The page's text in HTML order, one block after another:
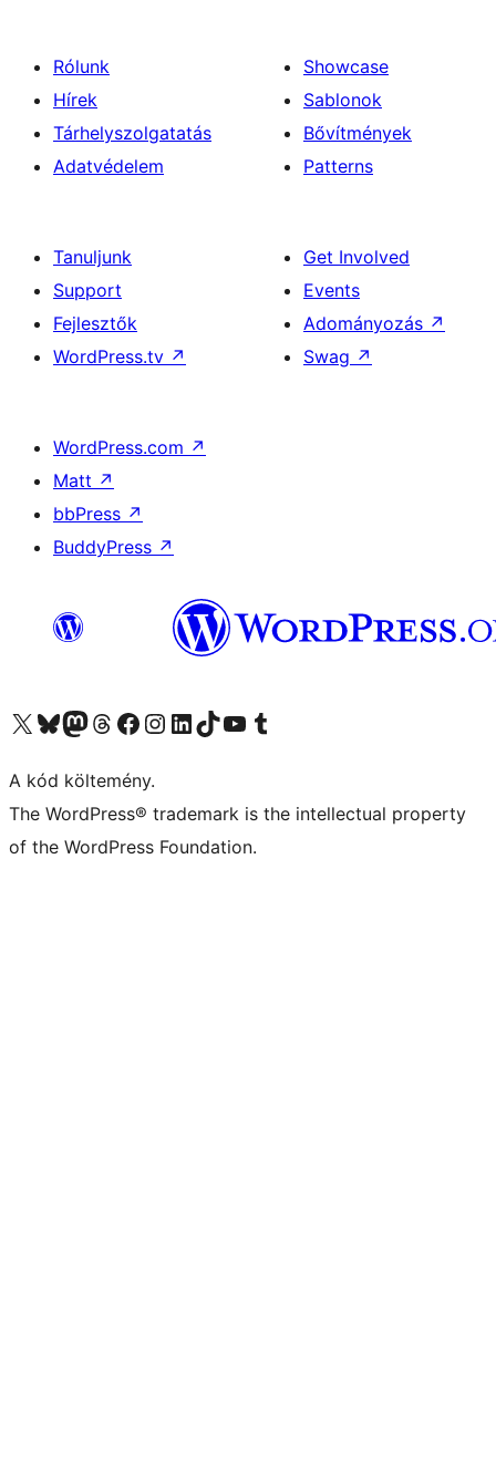
Rólunk
Hírek
Tárhelyszolgatatás
Adatvédelem
Showcase
Sablonok
Bővítmények
Patterns
Tanuljunk
Support
Fejlesztők
WordPress.tv ↗
Get Involved
Events
Adományozás ↗
Swag ↗
WordPress.com ↗
Matt ↗
bbPress ↗
BuddyPress ↗
Visit our X (formerly Twitter) account
Visit our Bluesky account
Twitter csatornánk
Visit our Threads account
Facebook oldalunk megtekintése
Visit our Instagram account
Visit our LinkedIn account
Visit our TikTok account
Visit our YouTube channel
Visit our Tumblr account
A kód költemény.
The WordPress® trademark is the intellectual property
of the WordPress Foundation.